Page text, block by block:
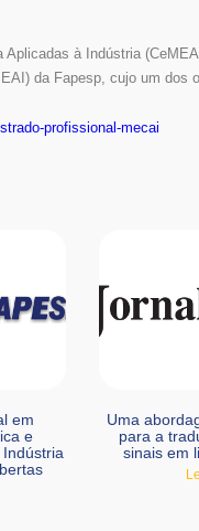
à Indústria
da Fapesp, cujo um
profissional-mecai
em
e
Indústria
Uma
para a
sinais em